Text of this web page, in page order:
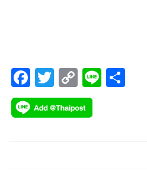
F
ac
e
T
wi
tt
C
o
p
Li